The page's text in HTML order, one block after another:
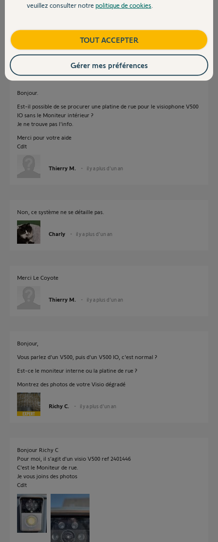
Contact
Thierry M. il y a plus d'un an
Bonjour.
Est-il possible de se procurer une platine de rue pour le visiophone V500
IO sans le Moniteur intérieur ?
Je ne trouve pas l'info.
Merci pour votre aide
Cdlt
Thierry M. il y a plus d'un an
Non, ce système ne se détaille pas.
Charly il y a plus d'un an
Merci Le Coyote
Thierry M. il y a plus d'un an
Bonjour,
Vous parlez d'un V500, puis d'un V500 IO, c'est normal ?
Est-ce le moniteur interne ou la platine de rue ?
Montrez des photos de votre Visio dégradé
Richy C. il y a plus d'un an
Bonjour Richy C
Pour moi, il s'agit d'un visio V500 ref 2401446
C'est le Moniteur de rue.
Je vous joins des photos
Cdlt
veuillez consulter notre politique de cookies
TOUT ACCEPTER
Gérer mes préférences